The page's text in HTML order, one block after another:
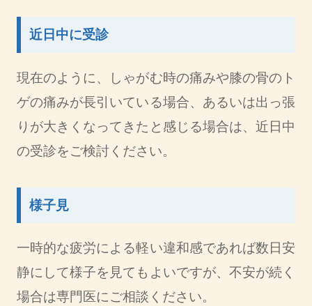
近日中に受診
現在のように、しゃがむ時の痛みや膝の骨のト
ゲの痛みが長引いている場合、あるいは出っ張
りが大きくなってきたと感じる場合は、近日中
の受診をご検討ください。
様子見
一時的な疲労による軽い違和感であれば数日安
静にして様子を見てもよいですが、不安が続く
場合は専門医にご相談ください。